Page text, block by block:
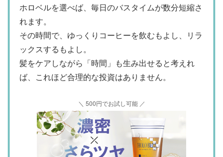
ホロベルを選べば、毎日のバスタイムが数分短縮さ
れます。
その時間で、ゆっくりコーヒーを飲むもよし、リラ
ックスするもよし。
髪をケアしながら「時間」も生み出せると考えれ
ば、これほど合理的な投資はありません。
＼ 500円でお試し可能 ／